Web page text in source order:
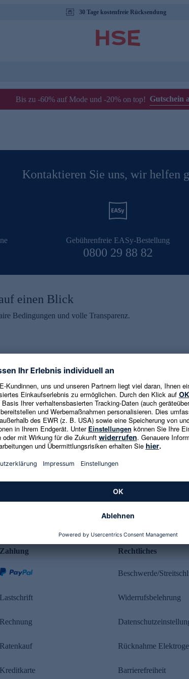
30 Tage kostenfreie Rücksendung
Bis zu -60% auf Mode und -20% on top! Gutschein
Kontaktieren Sie uns, wir helfen
Gebührenfreie EASy-Bestellung
0800 29 88 82
einen Blick
Bedingungen und volle Transparenz.
erhalten
und aktuelle Trends,
Als Dankeschön
Abmeldung ist jederzeit in
E-Mail-Adresse
Es gelten die
Kundenbewertung
Zahlung
Lastschrift
Rechnung
Ratenkauf
Kreditkarte
Rechtliches
Beschwerde/
Widerrufsbelehrung
Rücknahme
Barrierefreiheit